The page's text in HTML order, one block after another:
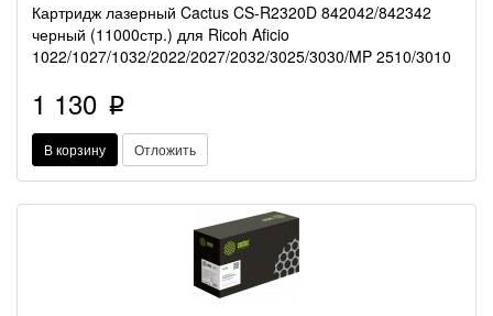
Картридж лазерный Cactus CS-R2320D 842042/842342
черный (11000стр.) для Ricoh Aficio
1022/1027/1032/2022/2027/2032/3025/3030/MP 2510/3010
1 130 p
В корзину Отложить